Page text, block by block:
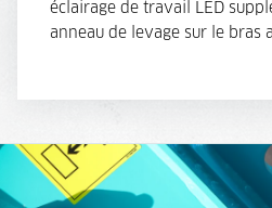
éclairage de travail LED
anneau de levage sur le bras